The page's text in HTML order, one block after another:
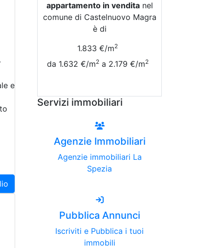
e
appartamento in venditanel
comune di Castelnuovo Magra
è di
1.833 €/m2
da 1.632 €/m2a 2.179 €/m2
Servizi immobiliari
Agenzie Immobiliari
Agenzie immobiliari La
Spezia
Pubblica Annunci
Iscriviti e Pubblica i tuoi
immobili